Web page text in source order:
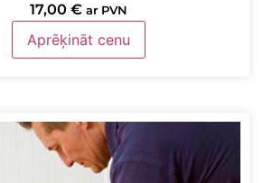
17,00 € ar PVN
Aprēķināt cenu